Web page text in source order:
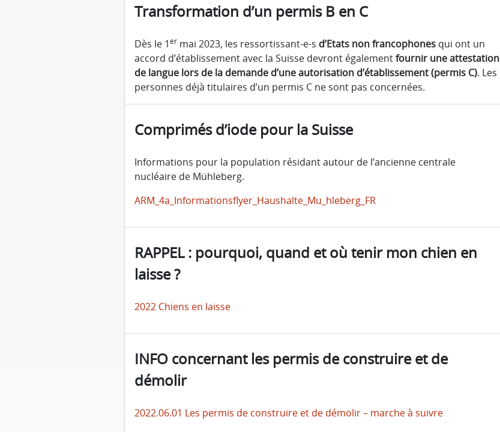
Transformation d’un permis B en C
Dès le 1er mai 2023, les ressortissant-e-s d’Etats non francophones qui ont un
accord d’établissement avec la Suisse devront égalementfournir une attestation
de langue lors de la demande d’une autorisation d’établissement (permis C). Les
personnes déjà titulaires d’un permis C ne sont pas concernées.
Comprimés d’iode pour la Suisse
Informations pour la population résidant autour de l’ancienne centrale
nucléaire de Mühleberg.
ARM_4a_Informationsflyer_Haushalte_Mu_hleberg_FR
RAPPEL : pourquoi, quand et où tenir mon chien en
laisse ?
2022 Chiens en laisse
INFO concernant les permis de construire et de
démolir
2022.06.01 Les permis de construire et de démolir – marche à suivre